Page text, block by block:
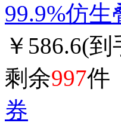
99.9%仿
￥586.6(到
剩余997件
券